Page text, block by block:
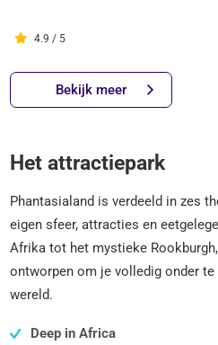
4.9 / 5
Bekijk meer
Het attractiepark
Phantasialand is verdeeld in zes
eigen sfeer, attracties en
Afrika tot het mystieke
ontworpen om je volledig onder te
wereld.
Deep in Africa